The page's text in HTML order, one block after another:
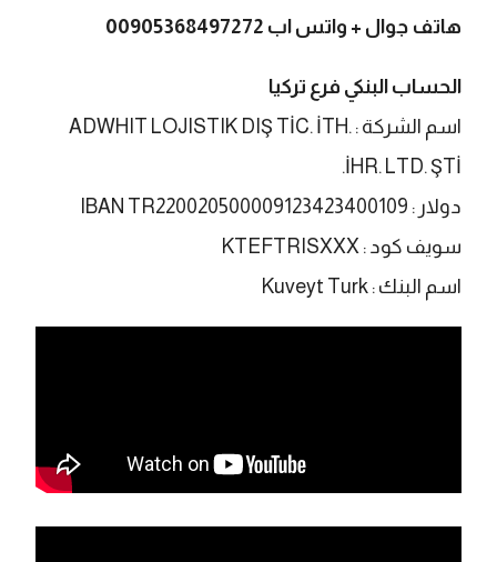
هاتف جوال + واتس اب 00905368497272
الحساب البنكي فرع تركيا
اسم الشركة : ADWHIT LOJISTIK DIŞ TİC. İTH.
İHR. LTD. ŞTİ.
دولار : IBAN TR220020500009123423400109
سويف كود : KTEFTRISXXX
اسم البنك : Kuveyt Turk